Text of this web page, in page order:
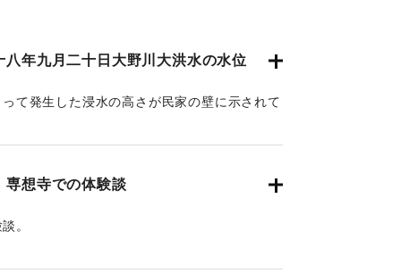
年九月二十日大野川大洪水の水位
て発生した浸水の高さが民家の壁に示されて
示されている。
想寺での体験談
。